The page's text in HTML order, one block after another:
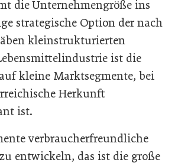
die Unternehmengröße ins
strategische Option der nach
kleinstrukturierten
ist die
kleine Marktsegmente, bei
Herkunft
ist.
verbraucherfreundliche
entwickeln, das ist die große